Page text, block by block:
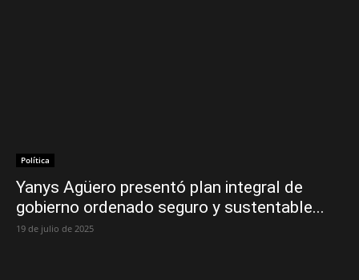
Política
Yanys Agüero presentó plan integral de
gobierno ordenado seguro y sustentable...
19 de julio de 2025